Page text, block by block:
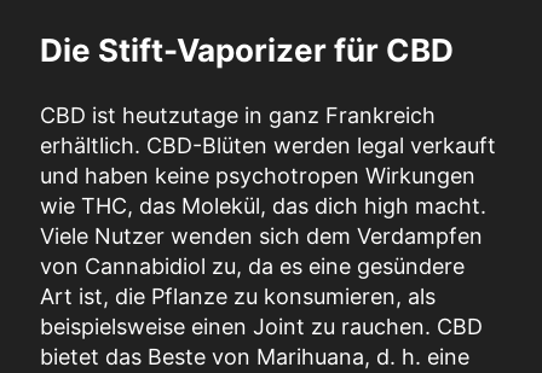
Die Stift-Vaporizer für CBD
CBD ist heutzutage in ganz Frankreich
erhältlich. CBD-Blüten werden legal verkauft
und haben keine psychotropen Wirkungen
wie THC, das Molekül, das dich high macht.
Viele Nutzer wenden sich dem Verdampfen
von Cannabidiol zu, da es eine gesündere
Art ist, die Pflanze zu konsumieren, als
beispielsweise einen Joint zu rauchen. CBD
bietet das Beste von Marihuana, d. h. eine